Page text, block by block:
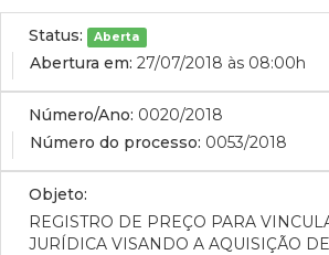
Status: Aberta
Abertura em: 27/07/2018 às 08:00h
Número/Ano: 0020/2018
Número do processo: 0053/2018
Objeto:
REGISTRO DE PREÇO PARA
JURÍDICA VISANDO A AQUISIÇÃO